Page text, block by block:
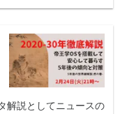
解説としてニュースの